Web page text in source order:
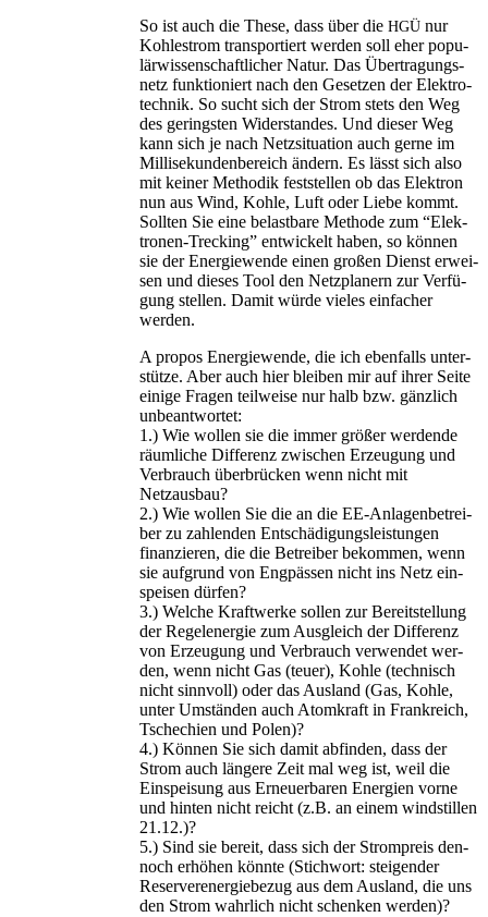
So ist auch die The­se, dass über die HGÜ nur
Koh­lestrom trans­por­tiert wer­den soll eher popu­
lär­wis­sen­schaft­li­cher Natur. Das Über­tra­gungs­
netz funk­tio­niert nach den Geset­zen der Elek­tro­
tech­nik. So sucht sich der Strom stets den Weg
des gerings­ten Wider­stan­des. Und die­ser Weg
kann sich je nach Netz­si­tua­ti­on auch ger­ne im
Mil­li­se­kun­den­be­reich ändern. Es lässt sich also
mit kei­ner Metho­dik fest­stel­len ob das Elek­tron
nun aus Wind, Koh­le, Luft oder Lie­be kommt.
Soll­ten Sie eine belast­ba­re Metho­de zum “Elek­
tro­nen-Tre­cking” ent­wi­ckelt haben, so kön­nen
sie der Ener­gie­wen­de einen gro­ßen Dienst erwei­
sen und die­ses Tool den Netz­pla­nern zur Ver­fü­
gung stel­len. Damit wür­de vie­les ein­fa­cher
werden.
A pro­pos Ener­gie­wen­de, die ich eben­falls unter­
stüt­ze. Aber auch hier blei­ben mir auf ihrer Sei­te
eini­ge Fra­gen teil­wei­se nur halb bzw. gänz­lich
unbeantwortet:
1.) Wie wol­len sie die immer grö­ßer wer­den­de
räum­li­che Dif­fe­renz zwi­schen Erzeu­gung und
Ver­brauch über­brü­cken wenn nicht mit
Netzausbau?
2.) Wie wol­len Sie die an die EE-Anla­gen­be­trei­
ber zu zah­len­den Ent­schä­di­gungs­leis­tun­gen
finan­zie­ren, die die Betrei­ber bekom­men, wenn
sie auf­grund von Eng­päs­sen nicht ins Netz ein­
spei­sen dürfen?
3.) Wel­che Kraft­wer­ke sol­len zur Bereit­stel­lung
der Regel­en­er­gie zum Aus­gleich der Dif­fe­renz
von Erzeu­gung und Ver­brauch ver­wen­det wer­
den, wenn nicht Gas (teu­er), Koh­le (tech­nisch
nicht sinn­voll) oder das Aus­land (Gas, Koh­le,
unter Umstän­den auch Atom­kraft in Frank­reich,
Tsche­chi­en und Polen)?
4.) Kön­nen Sie sich damit abfin­den, dass der
Strom auch län­ge­re Zeit mal weg ist, weil die
Ein­spei­sung aus Erneu­er­ba­ren Ener­gien vor­ne
und hin­ten nicht reicht (z.B. an einem wind­stil­len
21.12.)?
5.) Sind sie bereit, dass sich der Strom­preis den­
noch erhö­hen könn­te (Stich­wort: stei­gen­der
Reser­ver­ener­gie­be­zug aus dem Aus­land, die uns
den Strom wahr­lich nicht schen­ken werden)?